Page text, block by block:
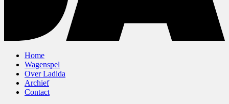
Home
Wagenspel
Over Ladida
Archief
Contact